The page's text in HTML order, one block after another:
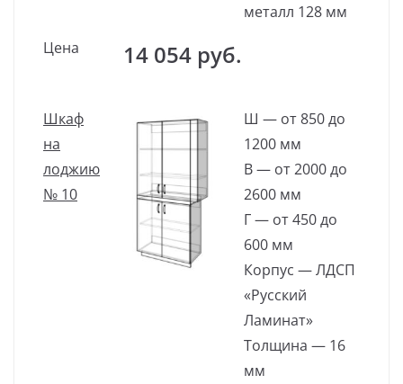
металл 128 мм
Цена
14 054 руб.
Шкаф
на
лоджию
№ 10
Ш — от 850 до
1200 мм
В — от 2000 до
2600 мм
Г — от 450 до
600 мм
Корпус — ЛДСП
«Русский
Ламинат»
Толщина — 16
мм